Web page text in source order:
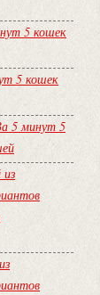
5 кошек
5 кошек
5 минут 5